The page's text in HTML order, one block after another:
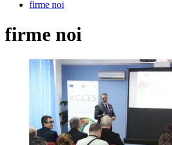
firme noi
firme noi